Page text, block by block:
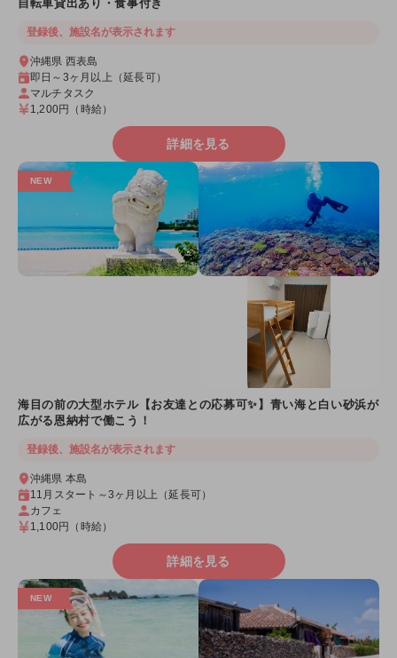
自転車貸出あり・食事付き
登録後、施設名が表示されます
沖縄県 西表島
即日～3ヶ月以上（延長可）
マルチタスク
1,200円
（時給）
詳細を見る
海目の前の大型ホテル【お友達との応募可✨】青い海と白い砂浜が
広がる恩納村で働こう！
登録後、施設名が表示されます
沖縄県 本島
11月スタート～3ヶ月以上（延長可）
カフェ
1,100円
（時給）
詳細を見る